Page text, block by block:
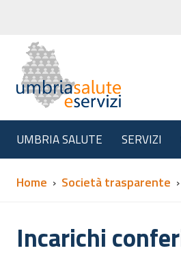
UMBRIA SALUTE SERVIZI
Home Società trasparente
Incarichi